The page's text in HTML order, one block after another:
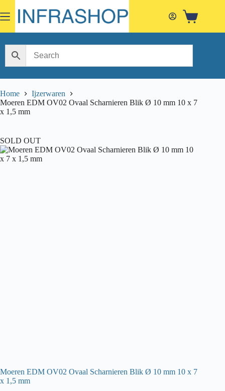
to
content
Shopping
Home
Ijzerwaren
Moeren EDM OV02 Ovaal Scharnieren Blik Ø 10 mm 10 x 7
x 1,5 mm
SOLD OUT
Moeren EDM OV02 Ovaal Scharnieren Blik Ø 10 mm 10 x 7
x 1,5 mm